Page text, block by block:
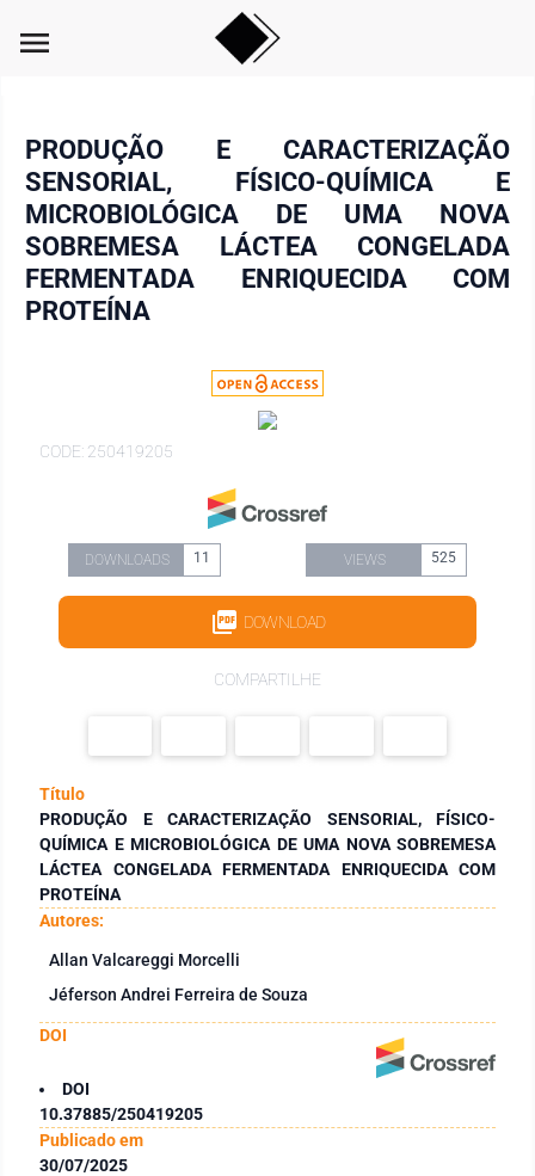
menu
PRODUÇÃO E CARACTERIZAÇÃO
SENSORIAL, FÍSICO-QUÍMICA E
MICROBIOLÓGICA DE UMA NOVA
SOBREMESA LÁCTEA CONGELADA
FERMENTADA ENRIQUECIDA COM
PROTEÍNA
CODE: 250419205
DOWNLOADS 11 VIEWS 525
DOWNLOAD
COMPARTILHE
Título
PRODUÇÃO E CARACTERIZAÇÃO SENSORIAL, FÍSICO-
QUÍMICA E MICROBIOLÓGICA DE UMA NOVA SOBREMESA
LÁCTEA CONGELADA FERMENTADA ENRIQUECIDA COM
PROTEÍNA
Autores:
Allan Valcareggi Morcelli
Jéferson Andrei Ferreira de Souza
DOI
DOI
10.37885/250419205
Publicado em
30/07/2025